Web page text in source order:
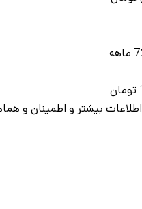
بيشتر و اطمينان و